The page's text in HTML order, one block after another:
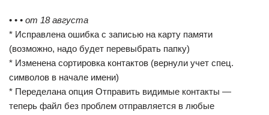
• • • от 18 августа
* Исправлена ошибка с записью на карту памяти
(возможно, надо будет перевыбрать папку)
* Изменена сортировка контактов (вернули учет спец.
символов в начале имени)
* Переделана опция Отправить видимые контакты —
теперь файл без проблем отправляется в любые